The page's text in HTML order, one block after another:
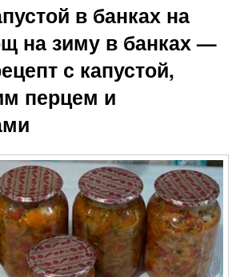
в банках на
на зиму в банках —
с капустой,
перцем и